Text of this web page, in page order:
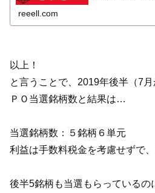
上回る終値で今日は
reeell.com
以上！
と言うことで、2019年後半（7
ＰＯ当選銘柄数と結果は…
当選銘柄数：５銘柄６単元
利益は手数料税金を考慮せずで
後半5銘柄も当選もらっている